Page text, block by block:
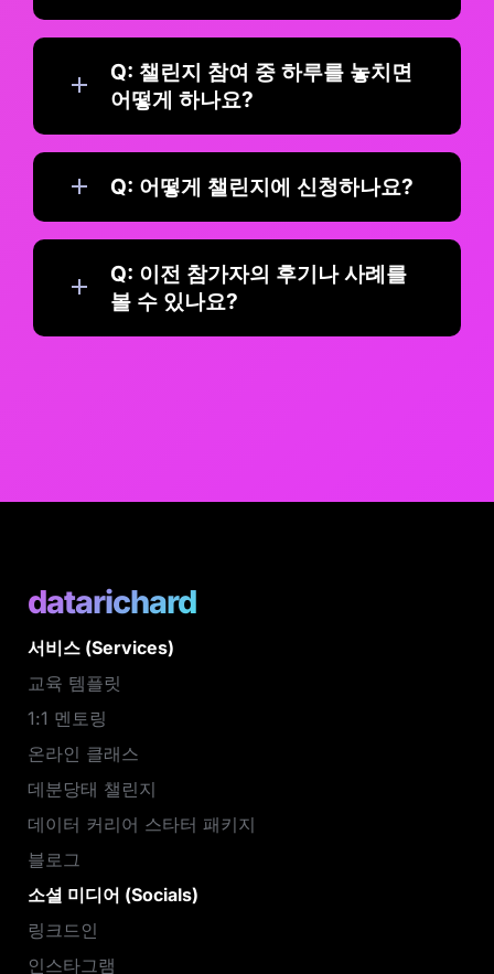
Q: 챌린지 참여 중 하루를 놓치면
어떻게 하나요?
Q: 어떻게 챌린지에 신청하나요?
Q: 이전 참가자의 후기나 사례를
볼 수 있나요?
datarichard
서비스 (Services)
교육 템플릿
1:1 멘토링
온라인 클래스
데분당태 챌린지
데이터 커리어 스타터 패키지
블로그
소셜 미디어 (Socials)
링크드인
인스타그램